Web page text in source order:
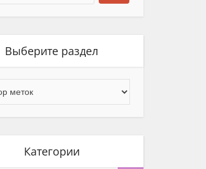
Выберите раздел
Категории